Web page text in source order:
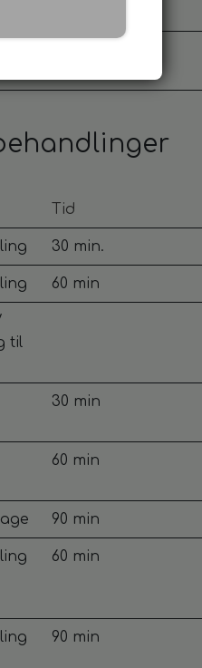
Tid
30 min.
60 min
til
30 min
60 min
90 min
60 min
90 min